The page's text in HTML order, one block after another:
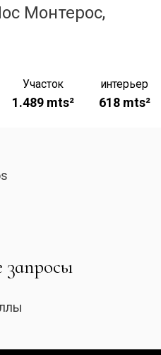
Монтерос,
Участок
1.489 mts²
интерьер
618 mts²